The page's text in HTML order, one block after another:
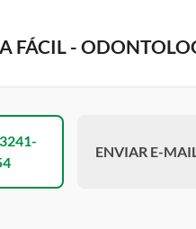
FÁCIL -
ENVIAR E-